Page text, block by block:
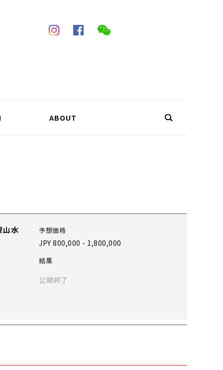
ABOUT
水 予想価格
JPY 800,000 - 1,800,000
結果
公開終了